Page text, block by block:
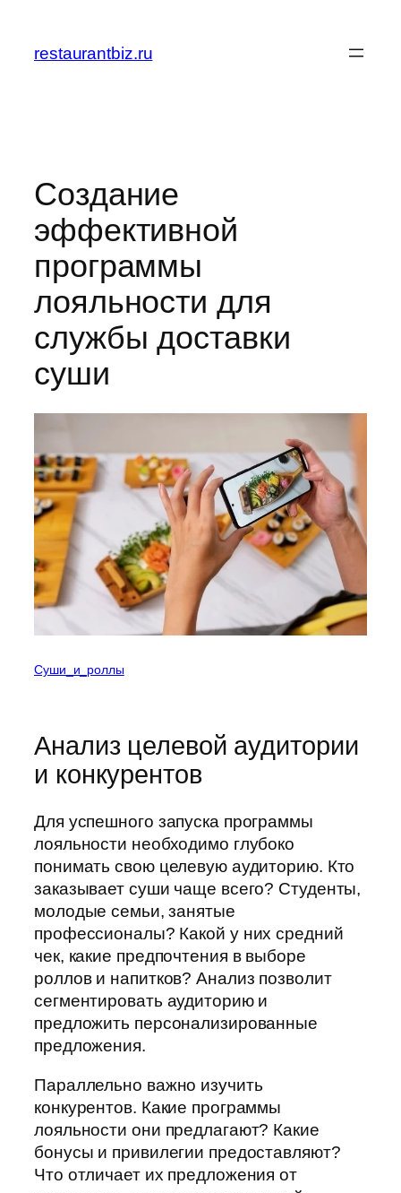
содержимому
restaurantbiz.ru
Создание
эффективной
программы
лояльности для
службы доставки
суши
Суши_и_роллы
Анализ целевой аудитории
и конкурентов
Для успешного запуска программы
лояльности необходимо глубоко
понимать свою целевую аудиторию. Кто
заказывает суши чаще всего? Студенты,
молодые семьи, занятые
профессионалы? Какой у них средний
чек, какие предпочтения в выборе
роллов и напитков? Анализ позволит
сегментировать аудиторию и
предложить персонализированные
предложения.
Параллельно важно изучить
конкурентов. Какие программы
лояльности они предлагают? Какие
бонусы и привилегии предоставляют?
Что отличает их предложения от